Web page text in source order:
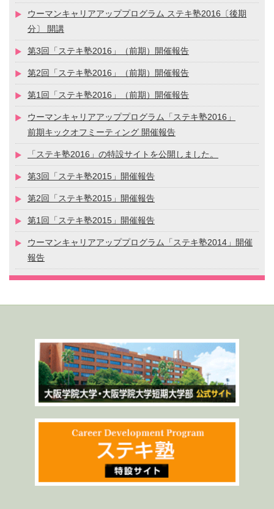
ウーマンキャリアアッププログラム ステキ塾2016〔後期
分〕 開講
第3回「ステキ塾2016」（前期）開催報告
第2回「ステキ塾2016」（前期）開催報告
第1回「ステキ塾2016」（前期）開催報告
ウーマンキャリアアッププログラム「ステキ塾2016」
前期キックオフミーティング 開催報告
「ステキ塾2016」の特設サイトを公開しました。
第3回「ステキ塾2015」開催報告
第2回「ステキ塾2015」開催報告
第1回「ステキ塾2015」開催報告
ウーマンキャリアアッププログラム「ステキ塾2014」開催
報告